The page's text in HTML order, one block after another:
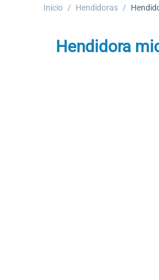
Inicio / Hendidoras /
Hendidora